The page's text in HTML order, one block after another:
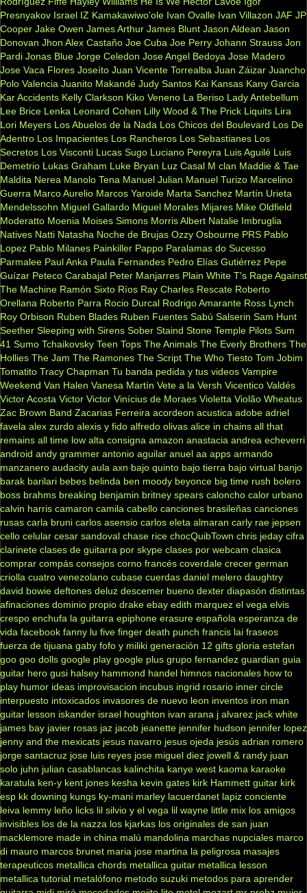
Presnyakov Israel IZ Kamakawiwo'ole Ivan Ovalle Ivan Villazon JAF JP
Cooper Jake Owen James Arthur James Blunt Jason Aldean Jason
Donovan Jhon Alex Castaño Joe Cuba Joe Perry Johann Strauss Jon
Pardi Jonas Blue Jorge Celedon Jose Angel Bedoya Jose Madero
Jose Vaca Flores Joseíto Juan Vicente Torrealba Juan Záizar Juancho
Polo Valencia Juanito Makandé Judy Santos Kai Kansas Kany Garcia
Kar Accidents Kelly Clarkson Kiko Veneno La Beriso Lady Antebellum
Lee Brice Lenka Leonard Cohen Lilly Wood & The Prick Liquits Lira
Lori Meyers Los Abuelos de la Nada Los Chicos del Boulevard Los De
Adentro Los Impacientes Los Rancheros Los Sebastianes Los
Secretos Los Visconti Lucas Sugo Luciano Pereyra Luis Aguilé Luis
Demetrio Lukas Graham Luke Bryan Luz Casal M clan Maddie & Tae
Maldita Nerea Manolo Tena Manuel Julian Manuel Turizo Marcelino
Guerra Marco Aurelio Marcos Yaroide Marta Sanchez Martín Urieta
Mendelssohn Miguel Gallardo Miguel Morales Mijares Mike Oldfield
Moderatto Moenia Moises Simons Morris Albert Natalie Imbruglia
Natives Natti Natasha Noche de Brujas Ozzy Osbourne PRS Pablo
Lopez Pablo Milanes Painkiller Pappo Paralamas do Sucesso
Parmalee Paul Anka Paula Fernandes Pedro Elías Gutiérrez Pepe
Guízar Peteco Carabajal Peter Manjarres Plain White T's Rage Against
The Machine Ramón Sixto Ríos Ray Charles Rescate Roberto
Orellana Roberto Parra Rocio Durcal Rodrigo Amarante Ross Lynch
Roy Orbison Ruben Blades Ruben Fuentes Sabú Salserin Sam Hunt
Seether Sleeping with Sirens Sober Staind Stone Temple Pilots Sum
41 Sumo Tchaikovsky Teen Tops The Animals The Everly Brothers The
Hollies The Jam The Ramones The Script The Who Tiesto Tom Jobim
Tomatito Tracy Chapman Tu banda pedida y tus videos Vampire
Weekend Van Halen Vanesa Martín Vete a la Versh Vicentico Valdés
Victor Acosta Victor Victor Vinícius de Moraes Violetta Violão Wheatus
Zac Brown Band Zacarias Ferreira acordeon acustica adobe adriel
favela alex zurdo alexis y fido alfredo olivas alice in chains all that
remains all time low alta consigna amazon anastacia andrea echeverri
android andy grammer antonio aguilar anuel aa apps armando
manzanero audacity aula axn bajo quinto bajo tierra bajo virtual banjo
barak barilari bebes belinda ben moody beyonce big time rush bolero
boss brahms breaking benjamin britney spears caloncho calor urbano
calvin harris camaron camila cabello canciones brasileñas canciones
rusas carla bruni carlos asensio carlos eleta almaran carly rae jepsen
cello celular cesar sandoval chase rice chocQuibTown chris jeday cifra
clarinete clases de guitarra por skype clases por webcam clasica
comprar compás consejos corno francés coverdale crecer german
criolla cuatro venezolano cubase cuerdas daniel melero daughtry
david bowie deftones deluz descemer bueno dexter diapasón distintas
afinaciones dominio propio drake ebay edith marquez el vega elvis
crespo enchufa la guitarra epiphone erasure española esperanza de
vida facebook fanny lu five finger death punch francis lai fraseos
fuerza de tijuana gaby fofo y miliki generación 12 gifts gloria estefan
goo goo dolls google play google plus grupo fernandez guardian guia
guitar hero gusi halsey hammond handel himnos nacionales how to
play humor ideas improvisacion incubus ingrid rosario inner circle
interpuesto intoxicados invasores de nuevo leon inventos iron man
guitar lesson iskander israel houghton ivan arana j alvarez jack white
james bay javier rosas jaz jacob jeanette jennifer hudson jennifer lopez
jenny and the mexicats jesus navarro jesus ojeda jesús adrian romero
jorge santacruz jose luis reyes jose miguel diez jowell & randy juan
solo juhn julian casablancas kalinchita kanye west kaoma karaoke
karatula ken-y kent jones kesha kevin gates kirk Hammett guitar kirk
esp kk downing kungs ky-mani marley lacuerdanet lapiz conciente
leiva lemmy leño licks lil silvio y el vega lil wayne little mix los amigos
invisibles los de la nazza los kjarkas los originales de san juan
macklemore made in china malú mandolina marchas nupciales marco
di mauro marcos brunet maria jose martina la peligrosa masajes
terapeuticos metallica chords metallica guitar metallica lesson
metallica tutorial metalófono metodo suzuki metodos para aprender